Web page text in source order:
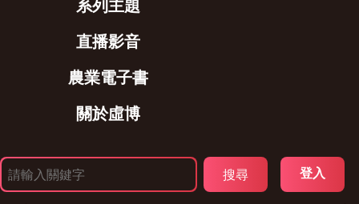
系列主題
直播影音
農業電子書
關於虛博
登入